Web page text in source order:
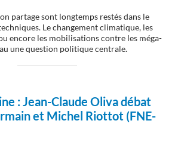
partage sont longtemps restés dans le
Le changement climatique, les
encore les mobilisations contre les méga-
une question politique centrale.
: Jean-Claude Oliva débat
et Michel Riottot (FNE-